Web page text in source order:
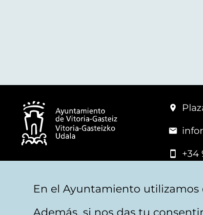
+34
En el Ayuntamiento
Además, si nos das tu